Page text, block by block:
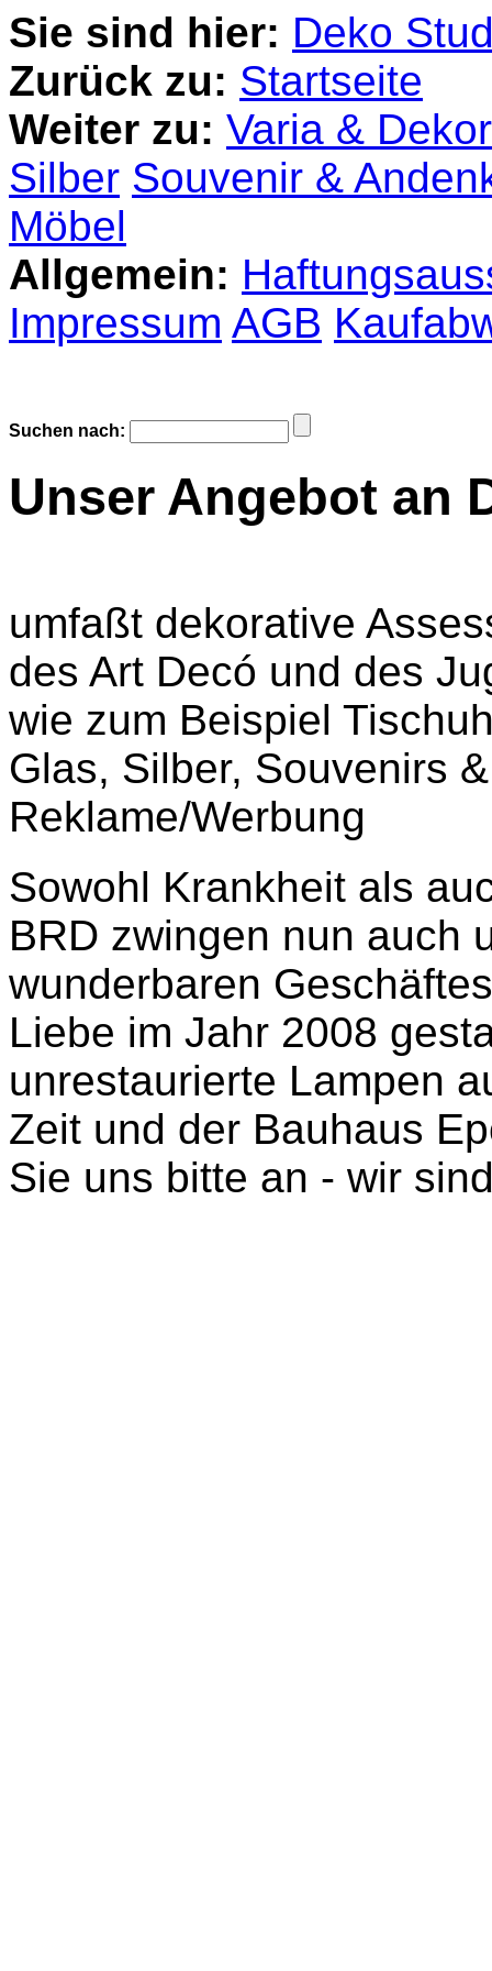
Sie sind hier: Deko
Zurück zu: Startseite
Weiter zu: Varia &
Silber Souvenir &
Möbel
Allgemein:
Impressum AGB
Suchen nach:
Unser Angebot an
umfaßt dekorative
des Art Decó und des
wie zum Beispiel
Glas, Silber, Souvenirs
Reklame/Werbung
Sowohl Krankheit als
BRD zwingen nun auch
wunderbaren
Liebe im Jahr 2008
unrestaurierte Lampen
Zeit und der Bauhaus
Sie uns bitte an - wir